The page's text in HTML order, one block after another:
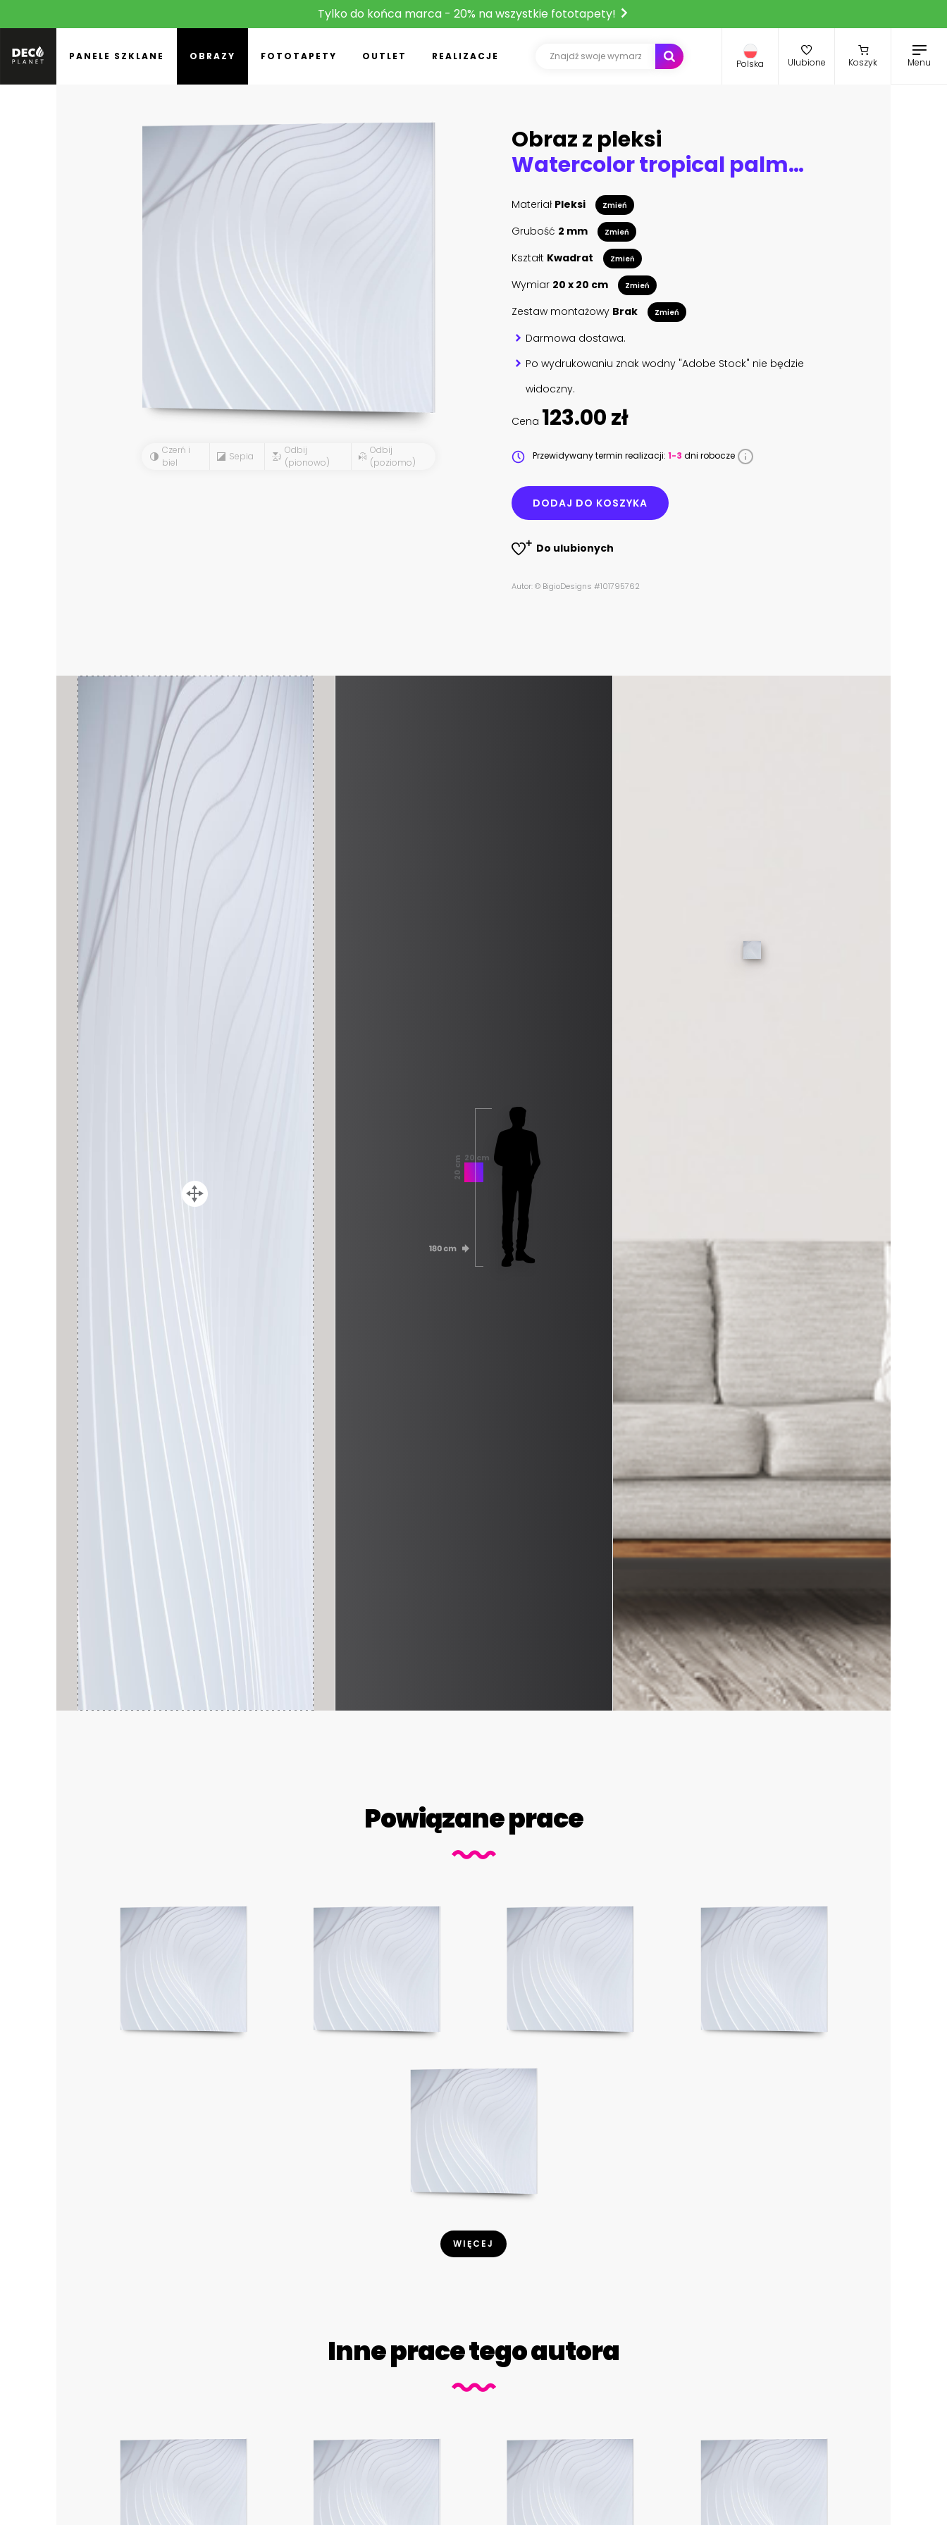
Tylko do końca marca - 20% na wszystkie fototapety!
PANELE SZKLANE OBRAZY FOTOTAPETY OUTLET REALIZACJE
Polska Ulubione Koszyk Menu
Czerń i
biel
Sepia
Odbij
(pionowo)
Odbij
(poziomo)
Obraz z pleksi
Watercolor tropical palm leaves seamless pattern. Vector illustration.
Materiał Pleksi Zmień
Grubość 2 mm Zmień
Kształt Kwadrat Zmień
Wymiar 20 x 20 cm Zmień
Zestaw montażowy Brak Zmień
Darmowa dostawa.
Po wydrukowaniu znak wodny "Adobe Stock" nie będzie
widoczny.
Cena 123.00 zł
Przewidywany termin realizacji: 1-3 dni robocze
DODAJ DO KOSZYKA
Do ulubionych
Autor: © BigioDesigns #101795762
20 cm
20 cm
Powiązane prace
WIĘCEJ
Inne prace tego autora